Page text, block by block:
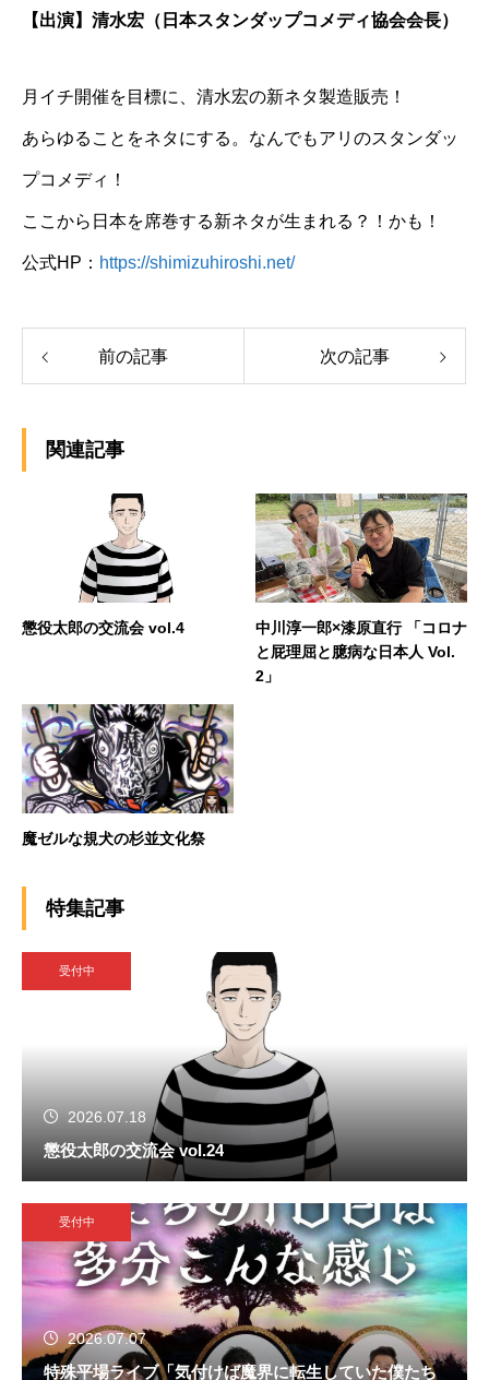
【出演】清水宏（日本スタンダップコメディ協会会長）
月イチ開催を目標に、清水宏の新ネタ製造販売！
あらゆることをネタにする。なんでもアリのスタンダッ
プコメディ！
ここから日本を席巻する新ネタが生まれる？！かも！
公式HP： https://shimizuhiroshi.net/
前の記事 次の記事
関連記事
懲役太郎の交流会 vol.4
中川淳一郎×漆原直行 「コロナ
と屁理屈と臆病な日本人 Vol.
2」
魔ゼルな規犬の杉並文化祭
特集記事
受付中
2026.07.18
懲役太郎の交流会 vol.24
受付中
2026.07.07
特殊平場ライブ「気付けば魔界に転生していた僕たち